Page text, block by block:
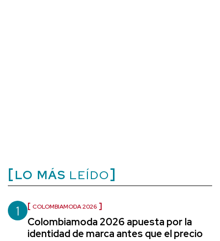
LO MÁS LEÍDO
1 COLOMBIAMODA 2026
Colombiamoda 2026 apuesta por la
identidad de marca antes que el precio